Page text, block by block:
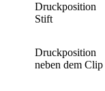
Druckposition
Stift
Druckposition
neben dem Clip